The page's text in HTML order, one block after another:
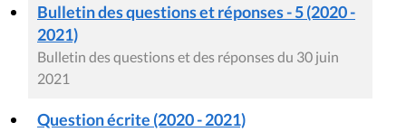
Bulletin des questions et réponses - 5 (2020 -
2021)
Bulletin des questions et des réponses du 30 juin
2021
Question écrite (2020 - 2021)